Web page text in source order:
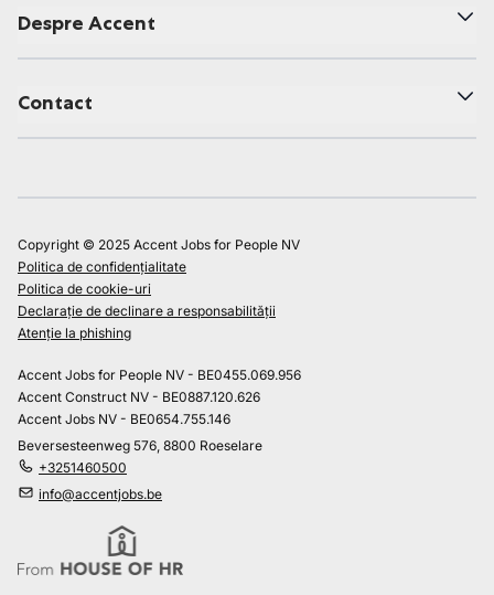
Despre Accent
Contact
Copyright © 2025 Accent Jobs for People NV
Politica de confidențialitate
Politica de cookie-uri
Declarație de declinare a responsabilității
Atenție la phishing
Accent Jobs for People NV - BE0455.069.956
Accent Construct NV - BE0887.120.626
Accent Jobs NV - BE0654.755.146
Beversesteenweg 576, 8800 Roeselare
+3251460500
info@accentjobs.be